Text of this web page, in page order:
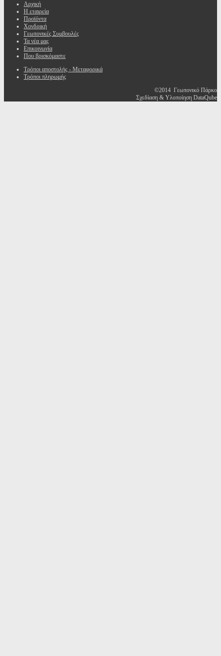
Αρχική
Η εταιρεία
Προϊόντα
Χονδρική
Γεωπονικές Συμβουλές
Τα νέα μας
Επικοινωνία
Που βρισκόμαστε
Τρόποι αποστολής - Μεταφορικά
Τρόποι πληρωμής
©2014 Γεωπονικό Πάρκο
Σχεδίαση & Υλοποίηση DataQube